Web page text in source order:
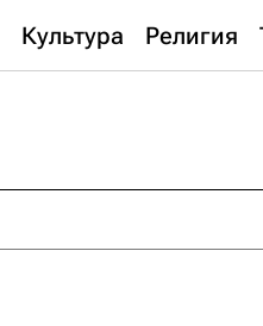
Культура Религия